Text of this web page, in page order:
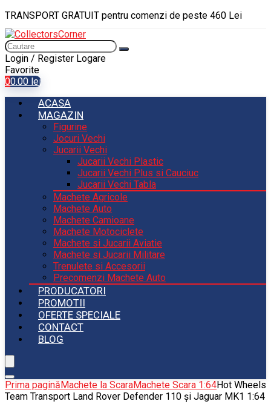
TRANSPORT GRATUIT pentru comenzi de peste 460 Lei
Login / Register Logare
Favorite
00.00 lei
ACASA
MAGAZIN
Figurine
Jocuri Vechi
Jucarii Vechi
Jucarii Vechi Plastic
Jucarii Vechi Plus si Cauciuc
Jucarii Vechi Tabla
Machete Agricole
Machete Auto
Machete Camioane
Machete Motociclete
Machete si Jucarii Aviatie
Machete si Jucarii Militare
Trenulete si Accesorii
Precomenzi Machete Auto
PRODUCATORI
PROMOTII
OFERTE SPECIALE
CONTACT
BLOG
Prima paginăMachete la ScaraMachete Scara 1:64Hot Wheels
Team Transport Land Rover Defender 110 și Jaguar MK1 1:64